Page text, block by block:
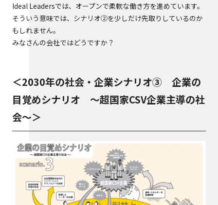
Ideal Leadersでは、オープンで柔軟な働き方を進めています。
そういう意味では、シナリオ②を少しだけ先取りしているのか
もしれません。
みなさんの会社ではどうですか？
＜2030年の社会・企業シナリオ③ 企業の
目覚めシナリオ ～超国家CSV企業主導の社
会〜＞